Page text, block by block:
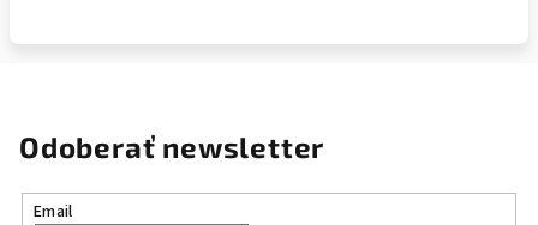
Odoberať newsletter
Email